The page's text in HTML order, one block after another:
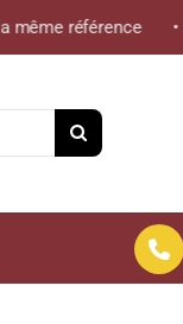
référence • -